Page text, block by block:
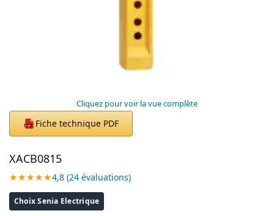
Cliquez pour voir la vue complète
PDF Fiche technique PDF
XACB0815
★★★★★4,8 (24 évaluations)
Choix Senia Electrique